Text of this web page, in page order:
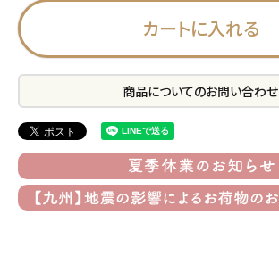
ご利用ガイド
よくあるご質問
プライバシーポリシー
特定商取引法について
お問い合わせ
ACCOUNT MENU
ようこそ ゲスト 様
カートに入れる
商品についてのお問い合わせ